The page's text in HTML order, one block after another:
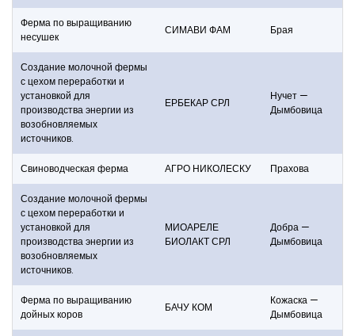
Ферма по выращиванию
несушек
СИМАВИ ФАМ Брая
Создание молочной фермы
с цехом переработки и
установкой для
производства энергии из
возобновляемых
источников.
ЕРБЕКАР СРЛ
Нучет —
Дымбовица
Свиноводческая ферма АГРО НИКОЛЕСКУ Прахова
Создание молочной фермы
с цехом переработки и
установкой для
производства энергии из
возобновляемых
источников.
МИОАРЕЛЕ
БИОЛАКТ СРЛ
Добра —
Дымбовица
Ферма по выращиванию
дойных коров
БАЧУ КОМ
Кожаска —
Дымбовица